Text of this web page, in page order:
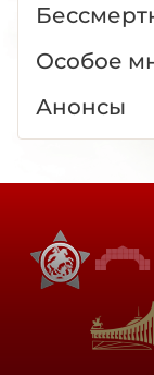
Особое
Анонсы